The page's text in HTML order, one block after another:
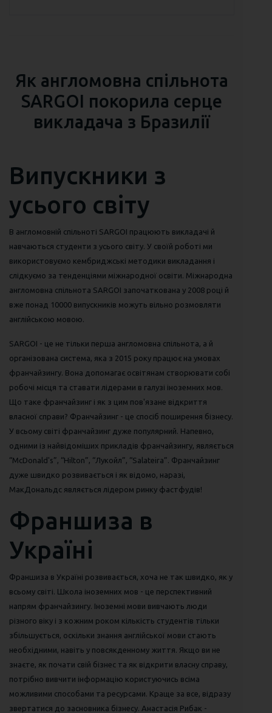
Як англомовна спільнота
SARGOI покорила серце
викладача з Бразилії
Випускники з
усього світу
В англомовній спільноті SARGOI працюють викладачі й
навчаються студенти з усього світу. У своїй роботі ми
використовуємо кембриджські методики викладання і
слідкуємо за тенденціями міжнародної освіти. Міжнародна
англомовна спільнота SARGOI започаткована у 2008 році й
вже понад 10000 випускників можуть вільно розмовляти
англійською мовою.
SARGOI - це не тільки перша англомовна спільнота, а й
організована система, яка з 2015 року працює на умовах
франчайзингу. Вона допомагає освітянам створювати собі
робочі місця та ставати лідерами в галузі іноземних мов.
Що таке франчайзинг і як з цим пов'язане відкриття
власної справи? Франчайзинг - це спосіб поширення бізнесу.
У всьому світі франчайзинг дуже популярний. Напевно,
одними із найвідоміших прикладів франчайзингу, являється
“McDonald's”, “Hilton”, “Лукойл”, “Salateira”. Франчайзинг
дуже швидко розвивається і як відомо, наразі,
МакДональдс являється лідером ринку фастфудів!
Франшиза в
Україні
Франшиза в Україні розвивається, хоча не так швидко, як у
всьому світі. Школа іноземних мов - це перспективний
напрям франчайзингу. Іноземні мови вивчають люди
різного віку і з кожним роком кількість студентів тільки
збільшується, оскільки знання англійської мови стають
необхідними, навіть у повсякденному життя. Якщо ви не
знаєте, як почати свій бізнес та як відкрити власну справу,
потрібно вивчити інформацію користуючись всіма
можливими способами та ресурсами. Краще за все, відразу
звертатися до засновника бізнесу. Анастасія Рибак -